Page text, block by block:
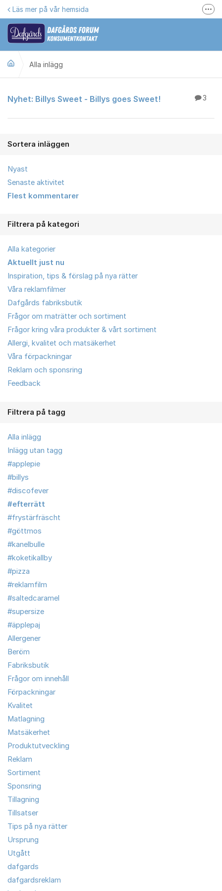
Hoppa till innehåll
Läs mer på vår hemsida
Jobba hos oss!
Alla inlägg
Alla inlägg
Nyhet: Billys Sweet - Billys goes Sweet! 3
Sortera inläggen
Nyast
Senaste aktivitet
Flest kommentarer
Filtrera på kategori
Alla kategorier
Aktuellt just nu
Inspiration, tips & förslag på nya rätter
Våra reklamfilmer
Dafgårds fabriksbutik
Frågor om maträtter och sortiment
Frågor kring våra produkter & vårt sortiment
Allergi, kvalitet och matsäkerhet
Våra förpackningar
Reklam och sponsring
Feedback
Filtrera på tagg
Alla inlägg
Inlägg utan tagg
#applepie
#billys
#discofever
#efterrätt
#frystärfräscht
#göttmos
#kanelbulle
#koketikallby
#pizza
#reklamfilm
#saltedcaramel
#supersize
#äpplepaj
Allergener
Beröm
Fabriksbutik
Frågor om innehåll
Förpackningar
Kvalitet
Matlagning
Matsäkerhet
Produktutveckling
Reklam
Sortiment
Sponsring
Tillagning
Tillsatser
Tips på nya rätter
Ursprung
Utgått
dafgards
dafgardsreklam